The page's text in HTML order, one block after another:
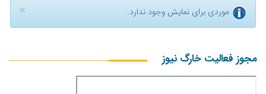
× موردی برای نمایش وجود ندارد.
مجوز فعالیت خارگ نیوز